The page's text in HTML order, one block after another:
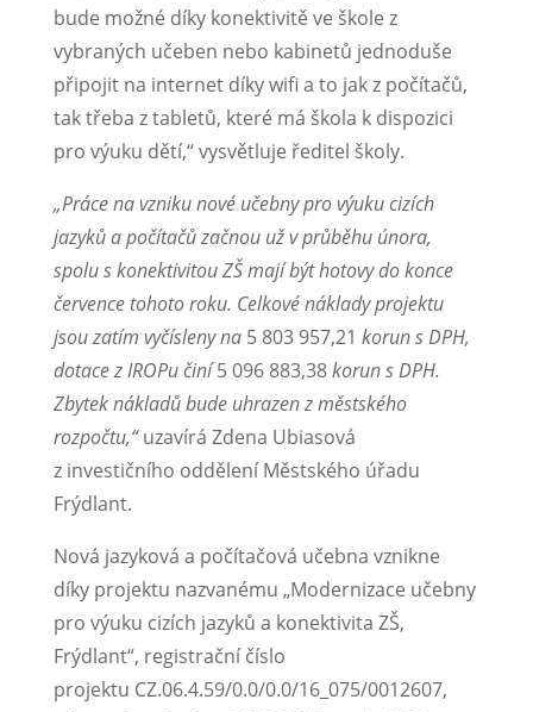
bude možné díky konektivitě ve škole z
vybraných učeben nebo kabinetů jednoduše
připojit na internet díky wifi a to jak z počítačů,
tak třeba z tabletů, které má škola k dispozici
pro výuku dětí,“ vysvětluje ředitel školy.
„Práce na vzniku nové učebny pro výuku cizích
jazyků a počítačů začnou už v průběhu února,
spolu s konektivitou ZŠ mají být hotovy do konce
července tohoto roku. Celkové náklady projektu
jsou zatím vyčísleny na 5 803 957,21 korun s DPH,
dotace z IROPu činí5 096 883,38korun s DPH.
Zbytek nákladů bude uhrazen z městského
rozpočtu,“uzavírá Zdena Ubiasová
z investičního oddělení Městského úřadu
Frýdlant.
Nová jazyková a počítačová učebna vznikne
díky projektu nazvanému „Modernizace učebny
pro výuku cizích jazyků a konektivita ZŠ,
Frýdlant“, registrační číslo
projektu CZ.06.4.59/0.0/0.0/16_075/0012607,